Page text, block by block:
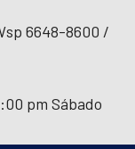
6648-8600 /
pm Sábado